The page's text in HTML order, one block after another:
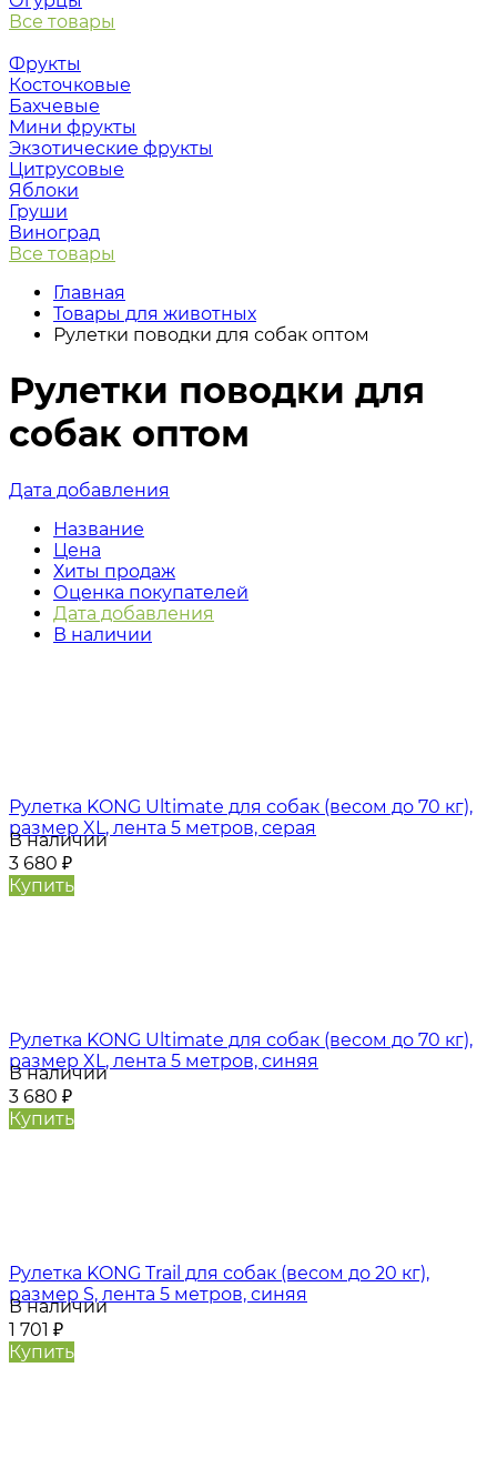
Все товары
Фрукты
Косточковые
Бахчевые
Мини фрукты
Экзотические фрукты
Цитрусовые
Яблоки
Груши
Виноград
Все товары
Главная
Товары для животных
Рулетки поводки для собак оптом
Рулетки поводки для
собак оптом
Дата добавления
Название
Цена
Хиты продаж
Оценка покупателей
Дата добавления
В наличии
Рулетка KONG Ultimate для собак (весом до 70 кг),
размер XL, лента 5 метров, серая
В наличии
3 680 ₽
Купить
Рулетка KONG Ultimate для собак (весом до 70 кг),
размер XL, лента 5 метров, синяя
В наличии
3 680 ₽
Купить
Рулетка KONG Trail для собак (весом до 20 кг),
размер S, лента 5 метров, синяя
В наличии
1 701 ₽
Купить